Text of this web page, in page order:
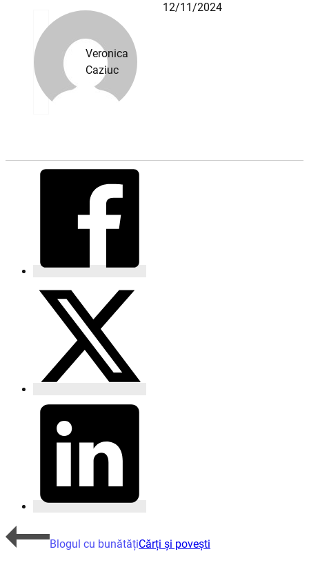
Veronica
Caziuc
12/11/2024
Blogul cu bunătățiCărți și povești